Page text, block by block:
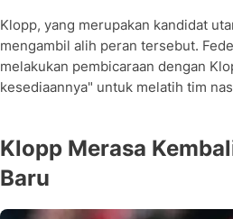
Klopp, yang merupakan kandidat
mengambil alih peran tersebut.
melakukan pembicaraan dengan
kesediaannya" untuk melatih tim
Klopp Merasa
Baru